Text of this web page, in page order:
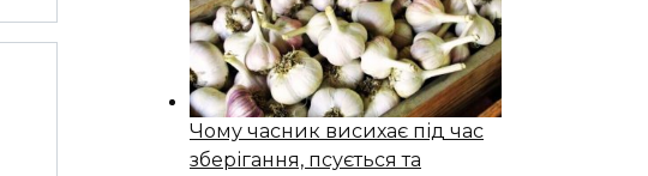
Чому часник висихає під час
зберігання, псується та